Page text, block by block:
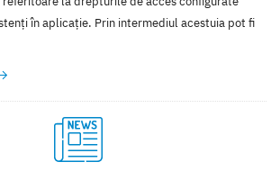
în aplicație. Prin intermediul acestuia pot fi